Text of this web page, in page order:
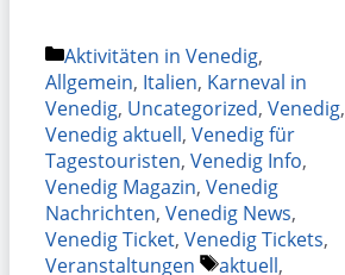
Kategorien
Aktivitäten in Venedig,
Allgemein, Italien, Karneval in
Venedig, Uncategorized, Venedig,
Venedig aktuell, Venedig für
Tagestouristen, Venedig Info,
Venedig Magazin, Venedig
Nachrichten, Venedig News,
Venedig Ticket, Venedig Tickets,
Veranstaltungen
Schlagwörter
aktuell,